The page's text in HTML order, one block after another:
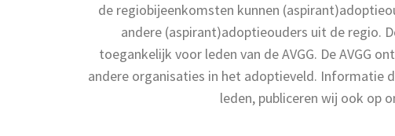
de regiobijeenkomsten kunnen
andere (aspirant)adoptieouders uit de regio.
toegankelijk voor leden van de AVGG. De AVGG
andere organisaties in het adoptieveld. Informatie
leden, publiceren wij ook op